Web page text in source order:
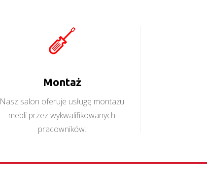
Montaż
Nasz salon oferuje usługę montażu
mebli przez wykwalifikowanych
pracowników.